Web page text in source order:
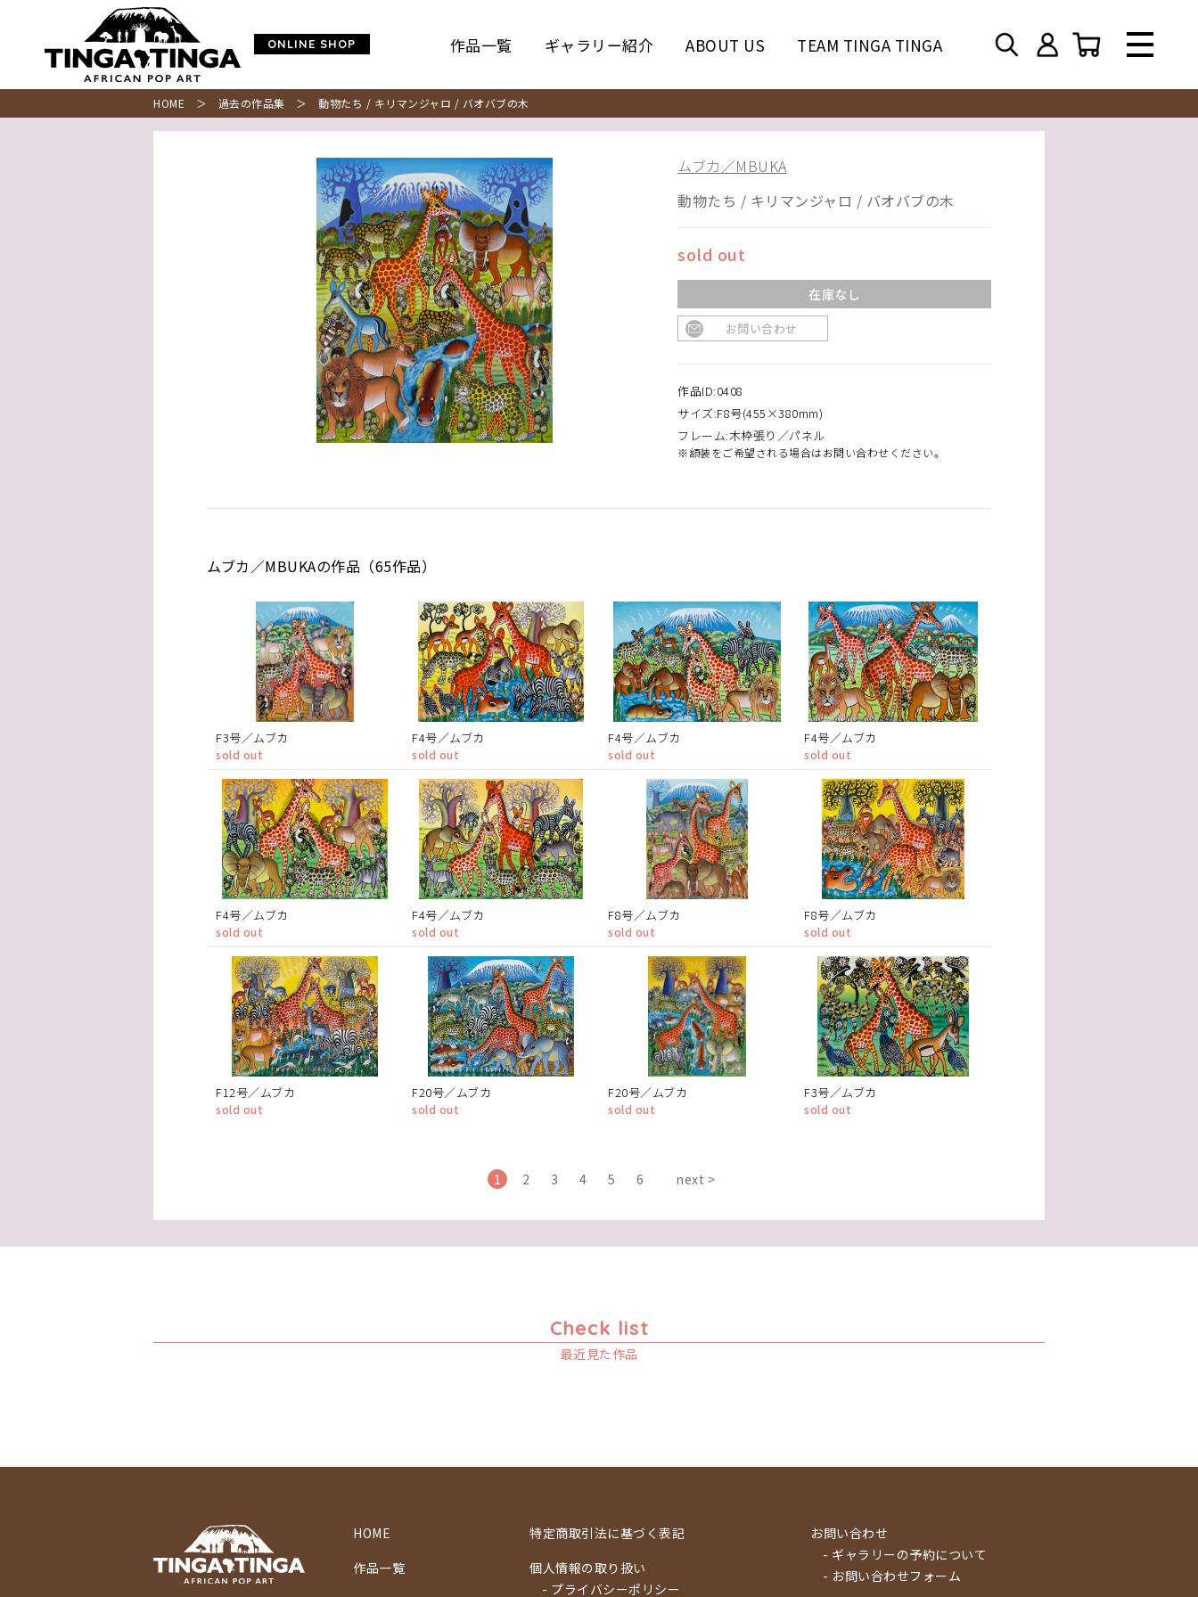
ONLINE SHOP 作品一覧 ギャラリー紹介 ABOUT US TEAM TINGA TINGA
HOME ＞ 過去の作品集 ＞ 動物たち / キリマンジャロ / バオバブの木
ムブカ／MBUKA
動物たち / キリマンジャロ / バオバブの木
sold out
在庫なし
お問い合わせ
作品ID:0408
サイズ:F8号(455×380mm)
フレーム:木枠張り／パネル
※額装をご希望される場合はお問い合わせください。
ムブカ／MBUKAの作品（65作品）
F3号／ムブカ
sold out
F4号／ムブカ
sold out
F4号／ムブカ
sold out
F4号／ムブカ
sold out
F4号／ムブカ
sold out
F4号／ムブカ
sold out
F8号／ムブカ
sold out
F8号／ムブカ
sold out
F12号／ムブカ
sold out
F20号／ムブカ
sold out
F20号／ムブカ
sold out
F3号／ムブカ
sold out
1 2 3 4 5 6 next >
Check list
最近見た作品
HOME
作品一覧
特定商取引法に基づく表記
個人情報の取り扱い
- プライバシーポリシー
お問い合わせ
- ギャラリーの予約について
- お問い合わせフォーム